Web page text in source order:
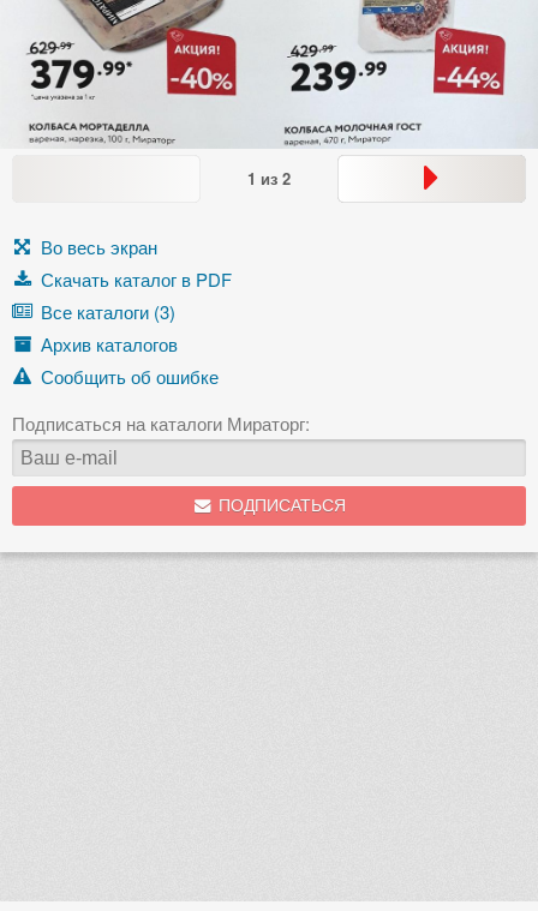
1 из 2
Во весь экран
Скачать каталог в PDF
Все каталоги (3)
Архив каталогов
Сообщить об ошибке
Подписаться на каталоги Мираторг:
ПОДПИСАТЬСЯ